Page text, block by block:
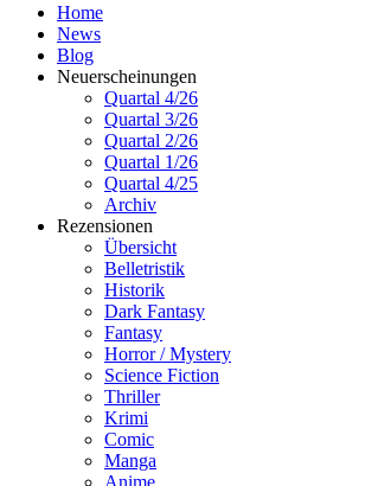
Home
News
Blog
Neuerscheinungen
Quartal 4/26
Quartal 3/26
Quartal 2/26
Quartal 1/26
Quartal 4/25
Archiv
Rezensionen
Übersicht
Belletristik
Historik
Dark Fantasy
Fantasy
Horror / Mystery
Science Fiction
Thriller
Krimi
Comic
Manga
Anime